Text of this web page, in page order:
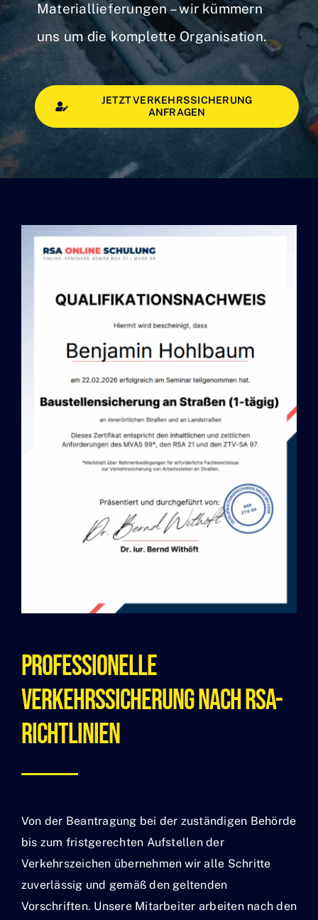
Materiallieferungen – wir kümmern
uns um die komplette Organisation.
JETZT VERKEHRSSICHERUNG
ANFRAGEN
Professionelle
Verkehrssicherung Nach RSA-
Richtlinien
Von der Beantragung bei der zuständigen Behörde
bis zum fristgerechten Aufstellen der
Verkehrszeichen übernehmen wir alle Schritte
zuverlässig und gemäß den geltenden
Vorschriften. Unsere Mitarbeiter arbeiten nach den